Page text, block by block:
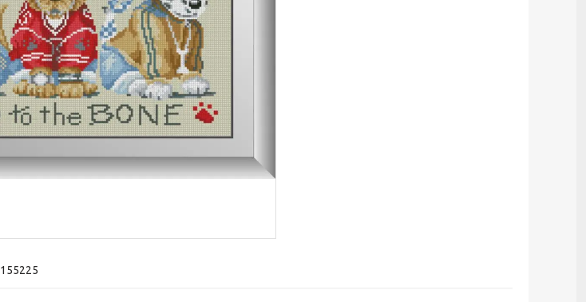
155225